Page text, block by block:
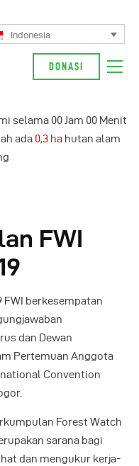
Indonesia
DONASI
selama 00Jam 00 Menit
ada 0,3 hahutan alam
FWI
FWI berkesempatan
dan Dewan
Pertemuan Anggota
Convention
Forest Watch
sarana bagi
dan mengukur kerja-